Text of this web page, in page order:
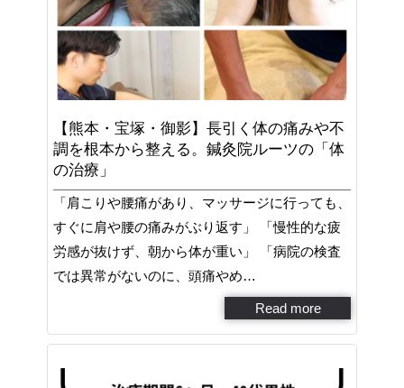
【熊本・宝塚・御影】長引く体の痛みや不
調を根本から整える。鍼灸院ルーツの「体
の治療」
「肩こりや腰痛があり、マッサージに行っても、
すぐに肩や腰の痛みがぶり返す」 「慢性的な疲
労感が抜けず、朝から体が重い」 「病院の検査
では異常がないのに、頭痛やめ…
Read more